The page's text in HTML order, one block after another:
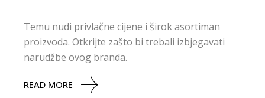
Temu nudi privlačne cijene i širok asortiman
proizvoda. Otkrijte zašto bi trebali izbjegavati
narudžbe ovog branda.
READ MORE